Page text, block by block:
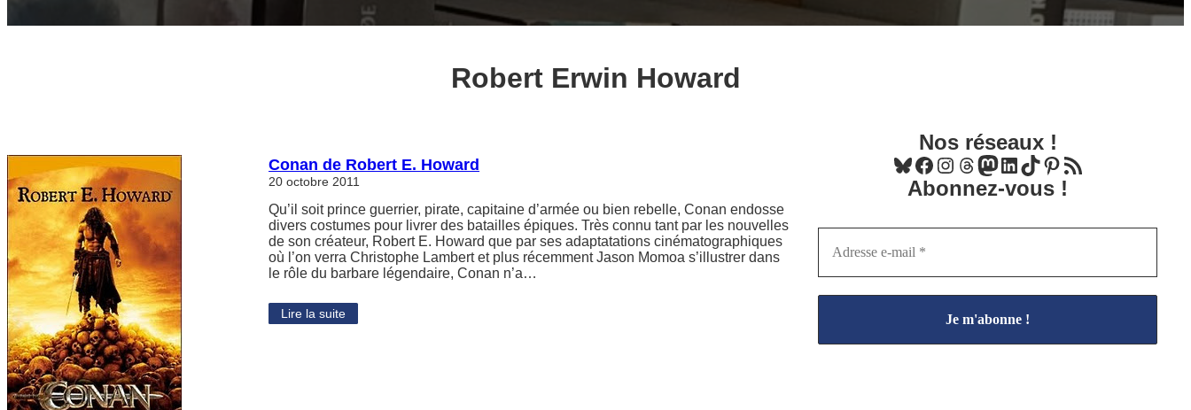
Robert Erwin Howard
Conan de Robert E. Howard
20 octobre 2011
Qu’il soit prince guerrier, pirate, capitaine d’armée ou bien rebelle, Conan endosse
divers costumes pour livrer des batailles épiques. Très connu tant par les nouvelles
de son créateur, Robert E. Howard que par ses adaptatations cinématographiques
où l’on verra Christophe Lambert et plus récemment Jason Momoa s’illustrer dans
le rôle du barbare légendaire, Conan n’a…
Lire la suite
Nos réseaux !
Bluesky Facebook Instagram Threads Mastodon LinkedIn TikTok Pinterest
Flux RSS
Abonnez-vous !